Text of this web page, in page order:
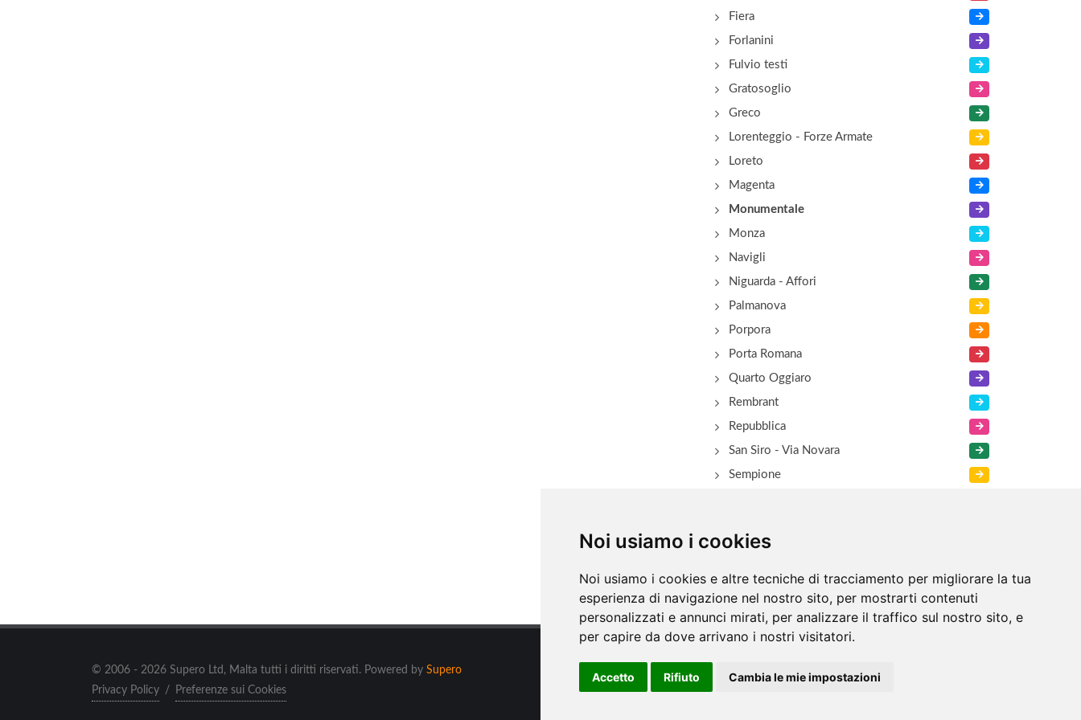
Noi usiamo i cookies
Noi usiamo i cookies e altre tecniche di tracciamento per migliorare la tua
esperienza di navigazione nel nostro sito, per mostrarti contenuti
personalizzati e annunci mirati, per analizzare il traffico sul nostro sito, e
per capire da dove arrivano i nostri visitatori.
Accetto Rifiuto Cambia le mie impostazioni
Fiera
Forlanini
Fulvio testi
Gratosoglio
Greco
Lorenteggio - Forze Armate
Loreto
Magenta
Monumentale
Monza
Navigli
Niguarda - Affori
Palmanova
Porpora
Porta Romana
Quarto Oggiaro
Rembrant
Repubblica
San Siro - Via Novara
Sempione
Zara
© 2006 - 2026 Supero Ltd, Malta tutti i diritti riservati. Powered by Supero
Privacy Policy / Preferenze sui Cookies
Informazioni /